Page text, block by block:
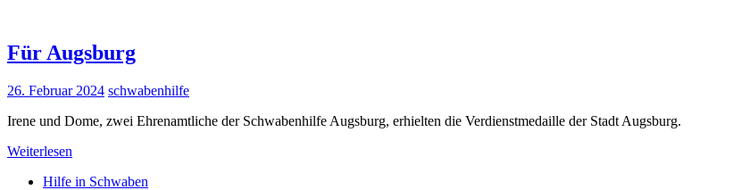
Für Augsburg
26. Februar 2024 schwabenhilfe
Irene und Dome, zwei Ehrenamtliche der Schwabenhilfe Augsburg, erhielten die Verdienstmedaille der Stadt Augsburg.
Weiterlesen
Hilfe in Schwaben